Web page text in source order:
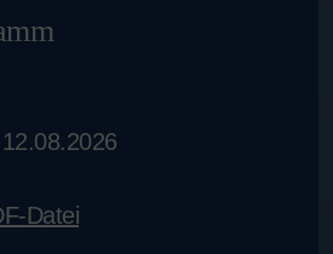
Datei